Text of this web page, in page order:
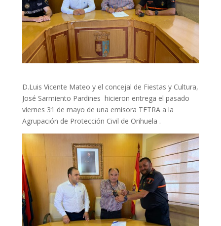
D.Luis Vicente Mateo y el concejal de Fiestas y Cultura,
José Sarmiento Pardines hicieron entrega el pasado
viernes 31 de mayo de una emisora TETRA a la
Agrupación de Protección Civil de Orihuela .